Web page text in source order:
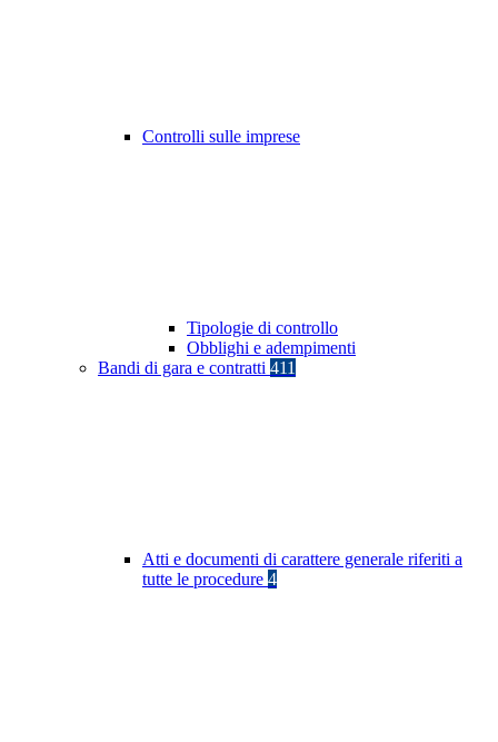
Controlli sulle imprese
Tipologie di controllo
Obblighi e adempimenti
Bandi di gara e contratti 411
Atti e documenti di carattere generale riferiti a
tutte le procedure 4